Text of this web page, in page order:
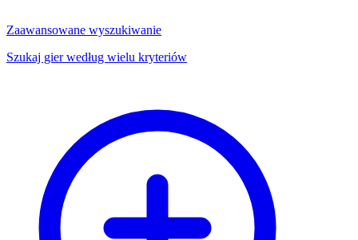
Zaawansowane wyszukiwanie
Szukaj gier według wielu kryteriów